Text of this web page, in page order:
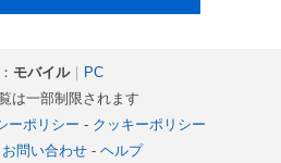
モバイル｜ PC
は一部制限されます
ーポリシー - クッキーポリシー
お問い合わせ- ヘルプ